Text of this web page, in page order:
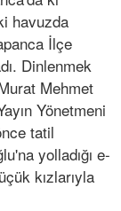
havuzda
İlçe
Dinlenmek
Mehmet
Yönetmeni
tatil
yolladığı e-
kızlarıyla